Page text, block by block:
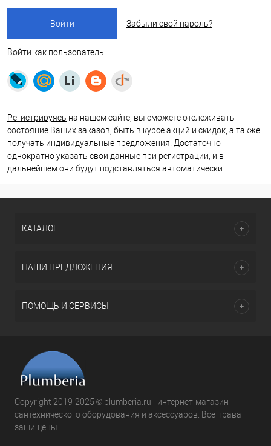
Забыли свой пароль?
Войти как пользователь
Регистрируясь на нашем сайте, вы сможете отслеживать
состояние Ваших заказов, быть в курсе акций и скидок, а также
получать индивидуальные предложения. Достаточно
однократно указать свои данные при регистрации, и в
дальнейшем они будут подставляться автоматически.
КАТАЛОГ
НАШИ ПРЕДЛОЖЕНИЯ
ПОМОЩЬ И СЕРВИСЫ
Copyright 2019-2025 © plumberia.ru - интернет-магазин
сантехнического оборудования и аксессуаров. Все права
защищены.